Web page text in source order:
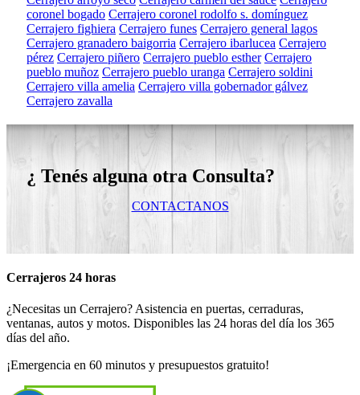
coronel bogado Cerrajero coronel rodolfo s. domínguez
Cerrajero fighiera Cerrajero funes Cerrajero general lagos
Cerrajero granadero baigorria Cerrajero ibarlucea Cerrajero
pérez Cerrajero piñero Cerrajero pueblo esther Cerrajero
pueblo muñoz Cerrajero pueblo uranga Cerrajero soldini
Cerrajero villa amelia Cerrajero villa gobernador gálvez
Cerrajero zavalla
¿ Tenés alguna otra Consulta?
CONTACTANOS
Cerrajeros 24 horas
¿Necesitas un Cerrajero? Asistencia en puertas, cerraduras,
ventanas, autos y motos. Disponibles las 24 horas del día los 365
días del año.
¡Emergencia en 60 minutos y presupuestos gratuito!